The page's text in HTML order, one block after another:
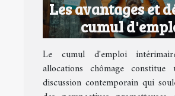
Les avantages et
cumul
intérimaire
allocations
Le cumul d'emploi
allocations chômage
discussion contemporain qui